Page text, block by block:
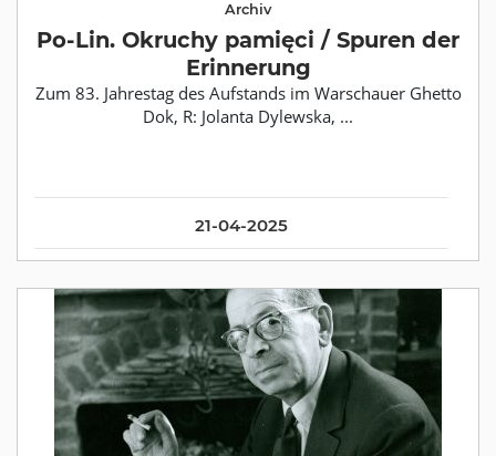
21-04-2025
Archiv
Po-Lin. Okruchy pamięci / Spuren der
Erinnerung
Zum 83. Jahrestag des Aufstands im Warschauer Ghetto
Dok, R: Jolanta Dylewska, ...